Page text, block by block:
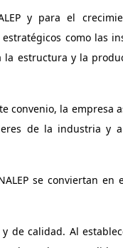
y para el
como las
estructura y la
convenio, la empresa
de la industria y
se conviertan en
de calidad. Al